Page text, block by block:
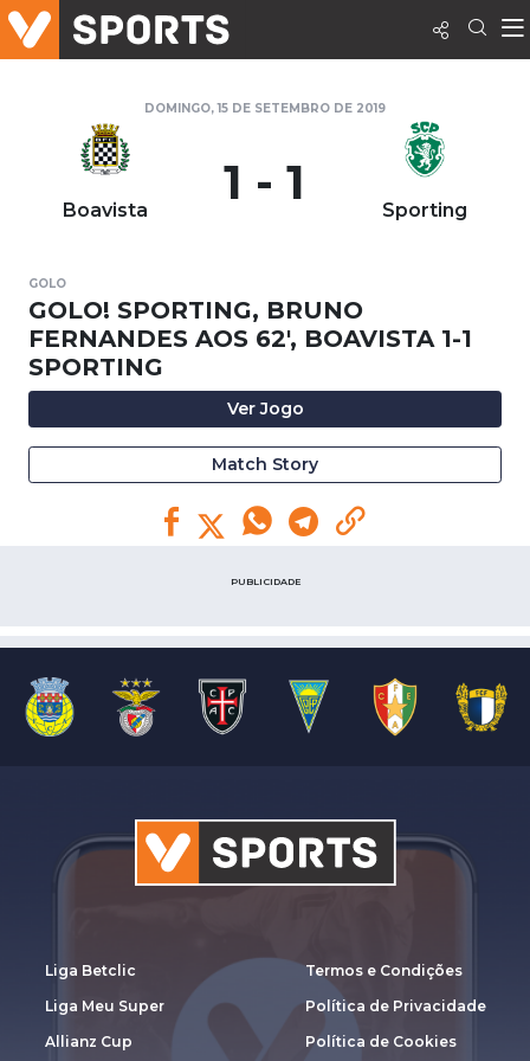
DOMINGO, 15 DE SETEMBRO DE 2019
Boavista 1 - 1 Sporting
GOLO
GOLO! SPORTING, BRUNO
FERNANDES AOS 62', BOAVISTA 1-1
SPORTING
Ver Jogo
Match Story
PUBLICIDADE
Liga Betclic
Liga Meu Super
Allianz Cup
Termos e Condições
Política de Privacidade
Política de Cookies